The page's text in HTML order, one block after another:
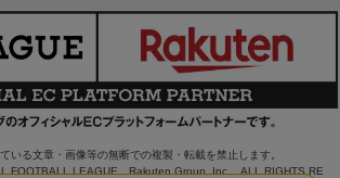
いる文章・画像等の無断での複製・転載を禁止します。
FOOTBALL LEAGUE Rakuten Group, Inc. ALL RIGHTS RE